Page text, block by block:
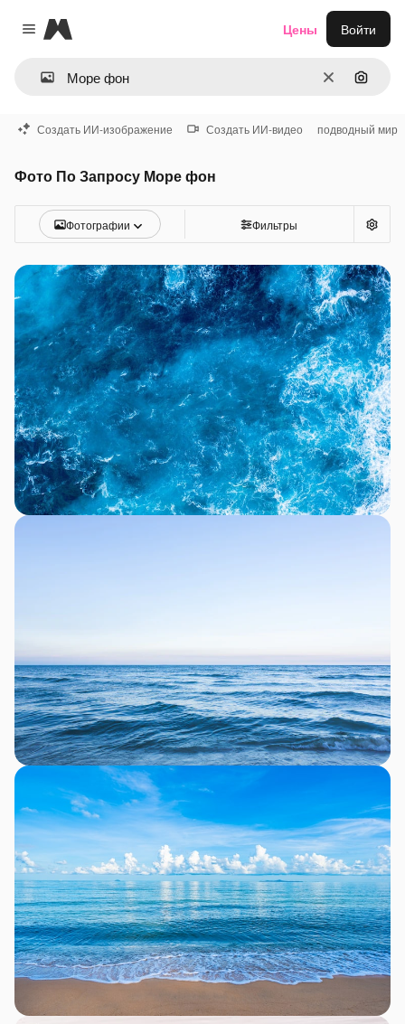
Close menu
Magnific
ОчиститьПоиск
Цены Войти
Создать ИИ-изображение Создать ИИ-видео подводный мир
Фото По Запросу Море фон
Фотографии Фильтры